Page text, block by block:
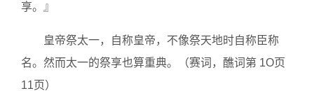
享。』
皇帝祭太一，自称皇帝，不像祭天地时自称臣称
名。然而太一的祭享也算重典。（赛词，醮词第 1O页
11页）